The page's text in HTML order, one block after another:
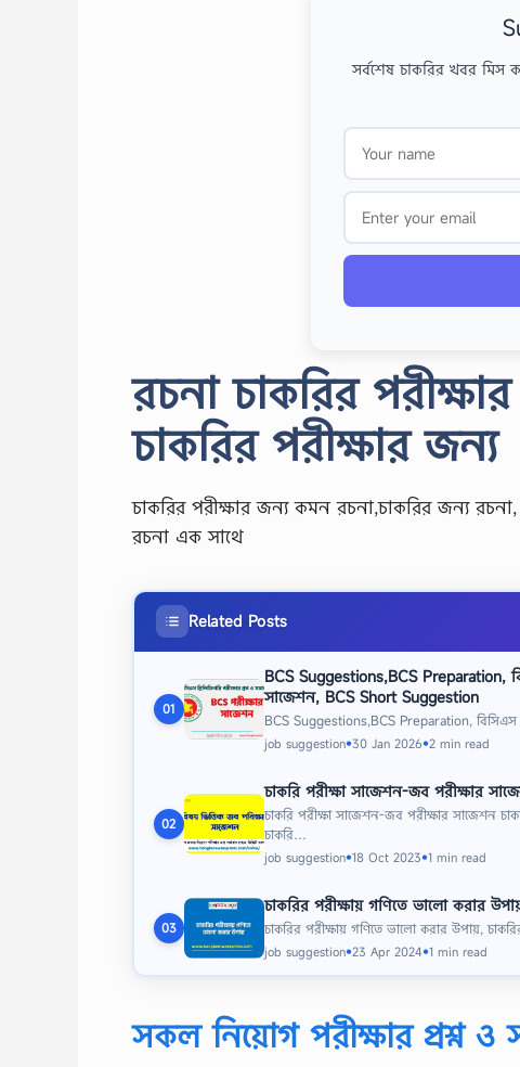
সর্বশেষ চাকরির খবর
রচনা চাকরির
চাকরির পরীক্ষার জন্য
চাকরির পরীক্ষার জন্য কমন রচনা,চাকরির জন্য
রচনা এক সাথে
Related Posts
01
BCS Suggestions,BCS Preparation,
সাজেশন, BCS Short Suggestion
BCS Suggestions,BCS Preparation, বিসিএস
job suggestion●30 Jan 2026●2 min read
02
চাকরি পরীক্ষা সাজেশন-জব পরীক্ষার
চাকরি পরীক্ষা সাজেশন-জব পরীক্ষার সাজেশন
চাকরি…
job suggestion●18 Oct 2023●1 min read
03
চাকরির পরীক্ষায় গণিতে ভালো করার
চাকরির পরীক্ষায় গণিতে ভালো করার উপায়,
job suggestion●23 Apr 2024●1 min read
সকল নিয়োগ পরীক্ষার প্রশ্ন